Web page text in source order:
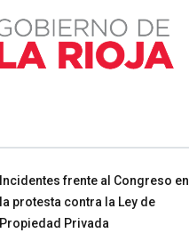
Incidentes frente al Congreso en
la protesta contra la Ley de
Propiedad Privada